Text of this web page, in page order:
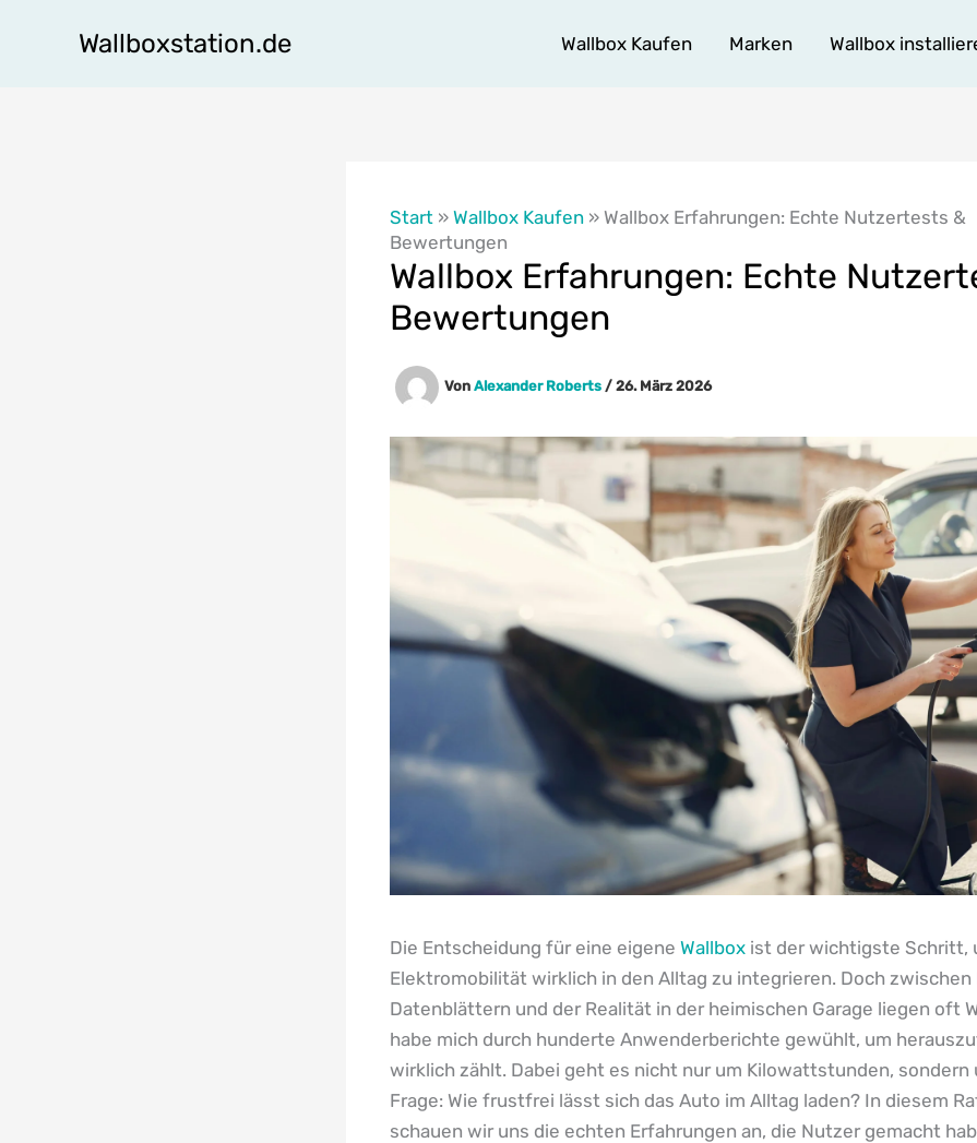
Wallboxstation.de Wallbox Kaufen Marken Wallbox
Start » Wallbox Kaufen » Wallbox Erfahrungen: Echte Nutzertests &
Bewertungen
Wallbox Erfahrungen: Echte
Bewertungen
Von Alexander Roberts / 26. März 2026
Die Entscheidung für eine eigene Wallbox ist der wichtigste Schritt,
Elektromobilität wirklich in den Alltag zu integrieren. Doch zwischen
Datenblättern und der Realität in der heimischen Garage liegen oft
habe mich durch hunderte Anwenderberichte gewühlt, um
wirklich zählt. Dabei geht es nicht nur um Kilowattstunden, sondern
Frage: Wie frustfrei lässt sich das Auto im Alltag laden? In diesem
schauen wir uns die echten Erfahrungen an, die Nutzer gemacht